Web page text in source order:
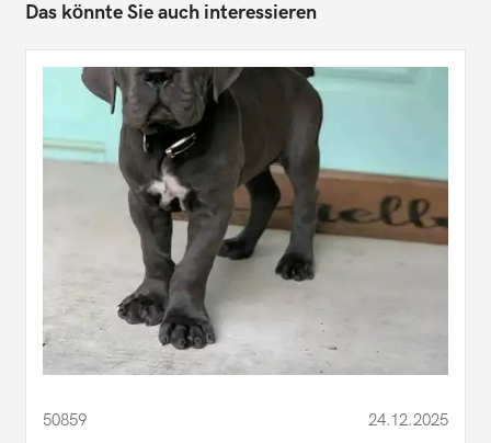
Das könnte Sie auch interessieren
50859 24.12.2025